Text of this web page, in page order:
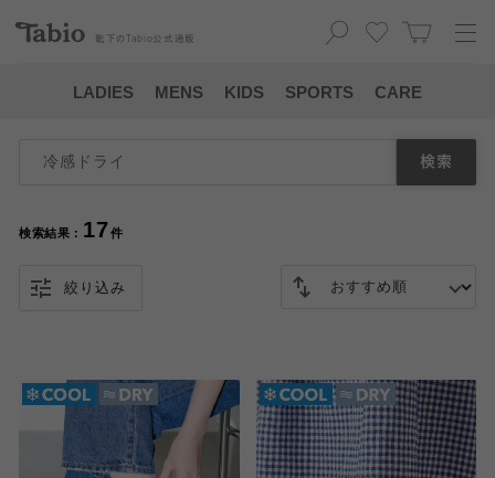
靴下の Tabio 公式通販
LADIES MENS KIDS SPORTS CARE
検索
検索結果： 17件
絞り込み